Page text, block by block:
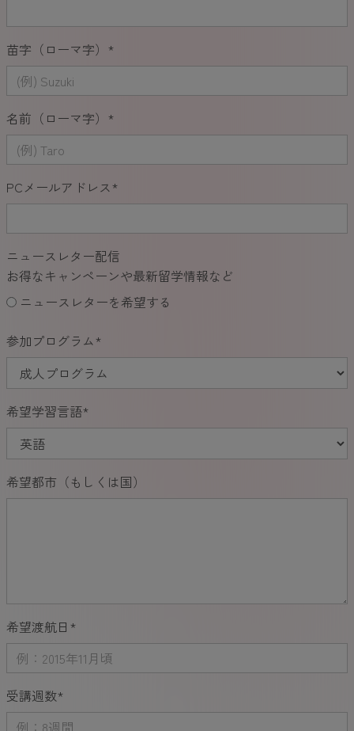
苗字（ローマ字） *
名前（ローマ字） *
PCメールアドレス*
ニュースレター配信
お得なキャンペーンや最新留学情報など
ニュースレターを希望する
参加プログラム*
希望学習言語*
希望都市（もしくは国）
希望渡航日 *
受講週数*